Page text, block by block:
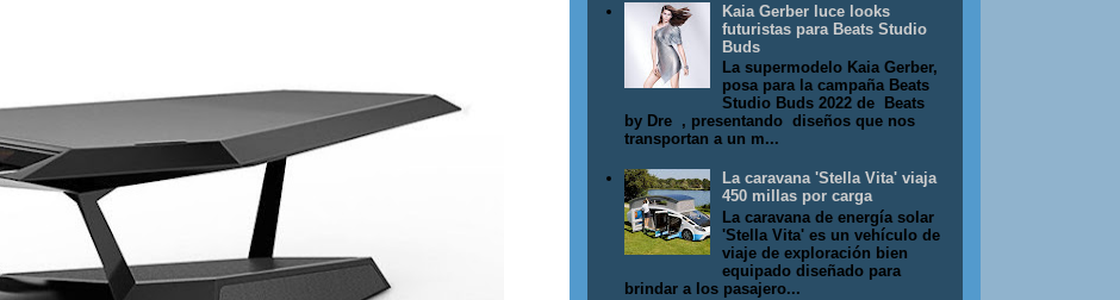
Kaia Gerber luce looks
futuristas para Beats Studio
Buds
La supermodelo Kaia Gerber,
posa para la campaña Beats
Studio Buds 2022 de Beats
by Dre , presentando diseños que nos
transportan a un m...
La caravana 'Stella Vita' viaja
450 millas por carga
La caravana de energía solar
'Stella Vita' es un vehículo de
viaje de exploración bien
equipado diseñado para
brindar a los pasajero...